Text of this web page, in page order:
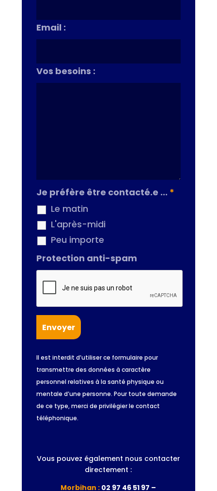
Email :
Vos besoins :
Je préfère être contacté.e ... *
Le matin
L'après-midi
Peu importe
Protection anti-spam
Il est interdit d’utiliser ce formulaire pour
transmettre des données à caractère
personnel relatives à la santé physique ou
mentale d’une personne. Pour toute demande
de ce type, merci de privilégier le contact
téléphonique.
Vous pouvez également nous contacter
directement :
Morbihan : 02 97 46 51 97 –